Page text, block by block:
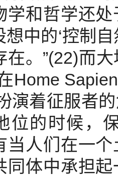
学和哲学还
想中的‘控制
在。”(22)而
Home
演着征服者
位的时候，
当人们在一
同体中承担